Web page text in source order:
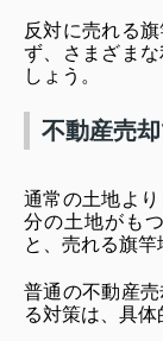
反対に売れる
ず、さまざま
しょう。
不動産売
通常の土地よ
分の土地がも
と、 売れる旗竿
普通の不動産
る対策は、具体